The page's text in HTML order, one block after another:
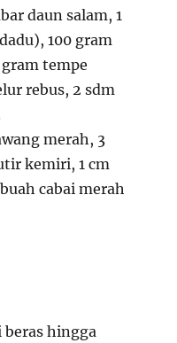
daun salam, 1
100 gram
tempe
rebus, 2 sdm
merah, 3
kemiri, 1 cm
cabai merah
beras hingga